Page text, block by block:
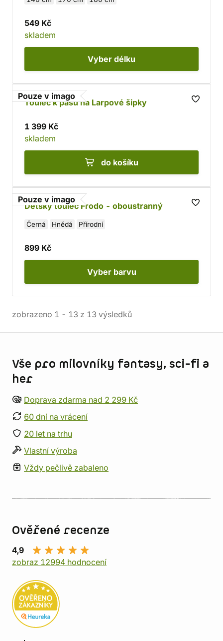
549 Kč
skladem
Vyber délku
Pouze v imago
Toulec k pasu na Larpové šipky
1 399 Kč
skladem
do košíku
Pouze v imago
Dětský toulec Frodo - oboustranný
Černá Hnědá Přírodní
899 Kč
Vyber barvu
zobrazeno 1 - 13 z 13 výsledků
Vše pro milovníky fantasy, sci-fi a
her
Doprava zdarma nad 2 299 Kč
60 dní na vrácení
20 let na trhu
Vlastní výroba
Vždy pečlivě zabaleno
Ověřené recenze
4,9
zobraz 12994 hodnocení